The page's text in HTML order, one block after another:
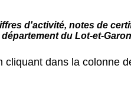
d'activité, notes de
du Lot-et-
cliquant dans la colonne